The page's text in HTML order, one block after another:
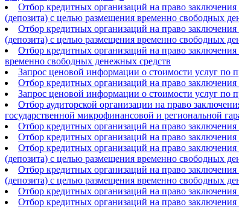
Отбор кредитных организаций на право
(депозита) с целью размещения временно свободных
Отбор кредитных организаций на право
(депозита) с целью размещения временно свободных
Отбор кредитных организаций на право
временно свободных денежных средств
Запрос ценовой информации о стоимости услуг по
Отбор кредитных организаций на право
Запрос ценовой информации о стоимости услуг по
Отбор аудиторской организации на право
государственной микрофинансовой и региональной
Отбор кредитных организаций на право
Отбор кредитных организаций на право
Отбор кредитных организаций на право
(депозита) с целью размещения временно свободных
Отбор кредитных организаций на право
(депозита) с целью размещения временно свободных
Отбор кредитных организаций на право
Отбор кредитных организаций на право